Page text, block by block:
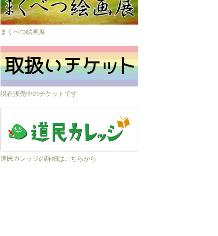
まくべつ絵画展
現在販売中のチケットです
道民カレッジの詳細はこちらから